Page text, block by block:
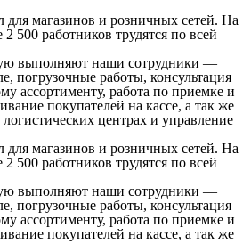
для магазинов и розничных сетей. На
500 работников трудятся по всей
выполняют наши сотрудники —
погрузочные работы, консультация
ассортименту, работа по приемке и
покупателей на кассе, а так же
центрах и управление
для магазинов и розничных сетей. На
500 работников трудятся по всей
выполняют наши сотрудники —
погрузочные работы, консультация
ассортименту, работа по приемке и
покупателей на кассе, а так же